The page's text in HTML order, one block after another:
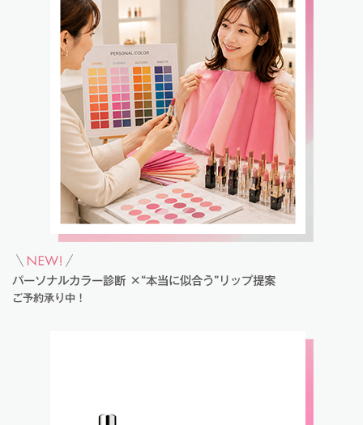
パーソナルカラー診断 ×“本当に似合う”リップ提案
ご予約承り中！